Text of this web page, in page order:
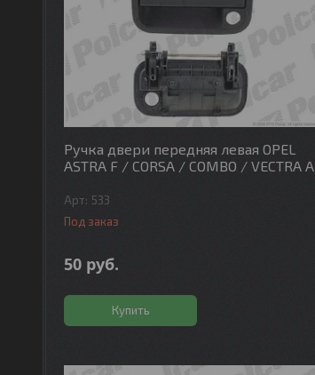
Ручка двери передняя левая OPEL
ASTRA F / CORSA / COMBO / VECTRA A
533
Под заказ
50 руб.
Купить